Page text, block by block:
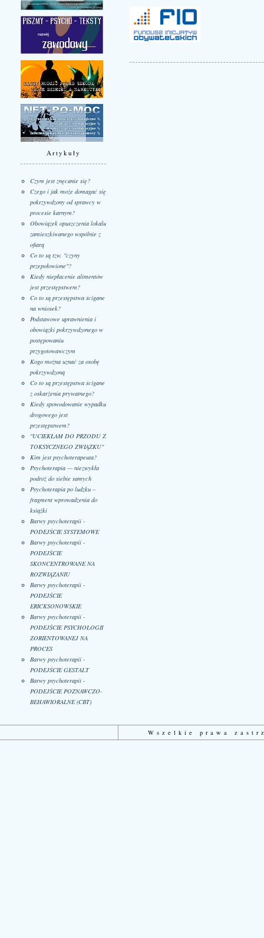
Artykuły
Czym jest znęcanie się?
Czego i jak może domagać się
pokrzywdzony od sprawcy w
procesie karnym?
Obowiązek opuszczenia lokalu
zamieszkiwanego wspólnie z
ofiarą
Co to są tzw. "czyny
przepołowione"?
Kiedy niepłacenie alimentów
jest przestępstwem?
Co to są przestępstwa ścigane
na wniosek?
Podstawowe uprawnienia i
obowiązki pokrzywdzonego w
postępowaniu
przygotowawczym
Kogo można uznać za osobę
pokrzywdzoną
Co to są przestępstwa ścigane
z oskarżenia prywatnego?
Kiedy spowodowanie wypadku
drogowego jest
przestępstwem?
"UCIEKŁAM DO PRZODU Z
TOKSYCZNEGO ZWIĄZKU"
Kim jest psychoterapeuta?
Psychoterapia — niezwykła
podróż do siebie samych
Psychoterapia po ludzku –
fragment wprowadzenia do
książki
Barwy psychoterapii -
PODEJŚCIE SYSTEMOWE
Barwy psychoterapii -
PODEJŚCIE
SKONCENTROWANE NA
ROZWIĄZANIU
Barwy psychoterapii -
PODEJŚCIE
ERICKSONOWSKIE
Barwy psychoterapii -
PODEJŚCIE PSYCHOLOGII
ZORIENTOWANEJ NA
PROCES
Barwy psychoterapii -
PODEJŚCIE GESTALT
Barwy psychoterapii -
PODEJŚCIE POZNAWCZO-
BEHAWIORALNE (CBT)
Wszelkie prawa